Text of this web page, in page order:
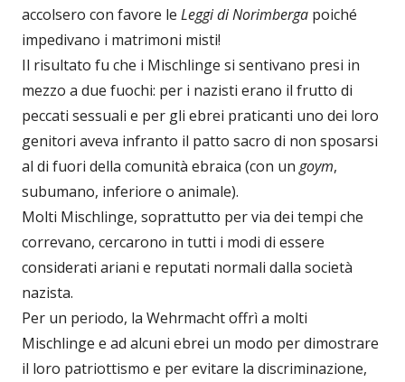
accolsero con favore le Leggi di Norimberga poiché
impedivano i matrimoni misti!
Il risultato fu che i Mischlinge si sentivano presi in
mezzo a due fuochi: per i nazisti erano il frutto di
peccati sessuali e per gli ebrei praticanti uno dei loro
genitori aveva infranto il patto sacro di non sposarsi
al di fuori della comunità ebraica (con un goym,
subumano, inferiore o animale).
Molti Mischlinge, soprattutto per via dei tempi che
correvano, cercarono in tutti i modi di essere
considerati ariani e reputati normali dalla società
nazista.
Per un periodo, la Wehrmacht offrì a molti
Mischlinge e ad alcuni ebrei un modo per dimostrare
il loro patriottismo e per evitare la discriminazione,